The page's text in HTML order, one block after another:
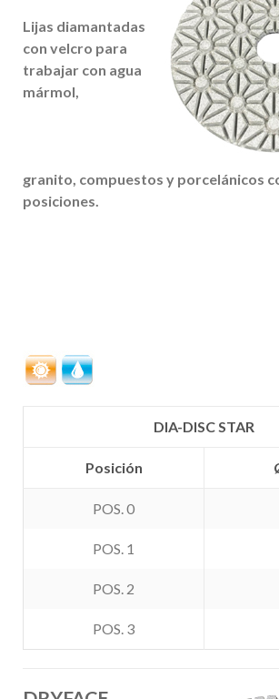
Lijas diamantadas
con velcro para
trabajar con agua
mármol,
granito, compuestos y porcelánicos
posiciones.
DIA-DISC STAR
Posición
POS. 0
POS. 1
POS. 2
POS. 3